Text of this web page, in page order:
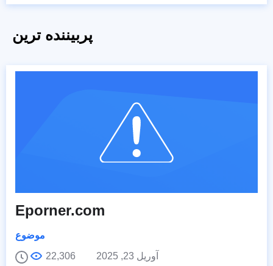
پربیننده ترین
Eporner.com
موضوع
آوریل 23, 2025
22,306